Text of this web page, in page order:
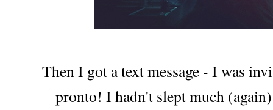
Then I got a text message - I was
pronto! I hadn't slept much